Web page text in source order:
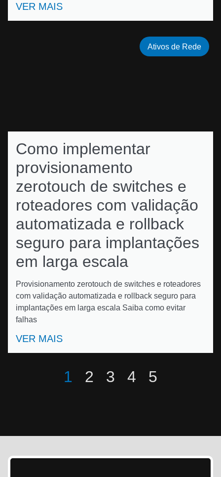
VER MAIS
Como implementar
provisionamento
zerotouch de switches e
roteadores com validação
automatizada e rollback
seguro para implantações
em larga escala
Provisionamento zerotouch de switches e roteadores
com validação automatizada e rollback seguro para
implantações em larga escala Saiba como evitar
falhas
VER MAIS
Ativos de Rede
1 2 3 4 5